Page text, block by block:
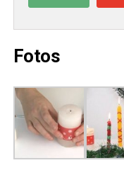
Fotos